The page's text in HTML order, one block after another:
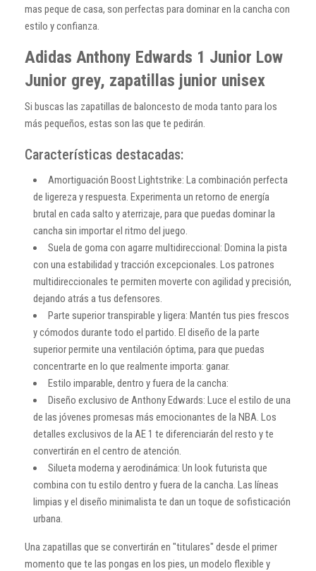
mas peque de casa, son perfectas para dominar en la cancha con
estilo y confianza.
Adidas Anthony Edwards 1 Junior Low
Junior grey, zapatillas junior unisex
Si buscas las zapatillas de baloncesto de moda tanto para los
más pequeños, estas son las que te pedirán.
Características destacadas:
Amortiguación Boost Lightstrike: La combinación perfecta
de ligereza y respuesta. Experimenta un retorno de energía
brutal en cada salto y aterrizaje, para que puedas dominar la
cancha sin importar el ritmo del juego.
Suela de goma con agarre multidireccional: Domina la pista
con una estabilidad y tracción excepcionales. Los patrones
multidireccionales te permiten moverte con agilidad y precisión,
dejando atrás a tus defensores.
Parte superior transpirable y ligera: Mantén tus pies frescos
y cómodos durante todo el partido. El diseño de la parte
superior permite una ventilación óptima, para que puedas
concentrarte en lo que realmente importa: ganar.
Estilo imparable, dentro y fuera de la cancha:
Diseño exclusivo de Anthony Edwards: Luce el estilo de una
de las jóvenes promesas más emocionantes de la NBA. Los
detalles exclusivos de la AE 1 te diferenciarán del resto y te
convertirán en el centro de atención.
Silueta moderna y aerodinámica: Un look futurista que
combina con tu estilo dentro y fuera de la cancha. Las líneas
limpias y el diseño minimalista te dan un toque de sofisticación
urbana.
Una zapatillas que se convertirán en "titulares" desde el primer
momento que te las pongas en los pies, un modelo flexible y